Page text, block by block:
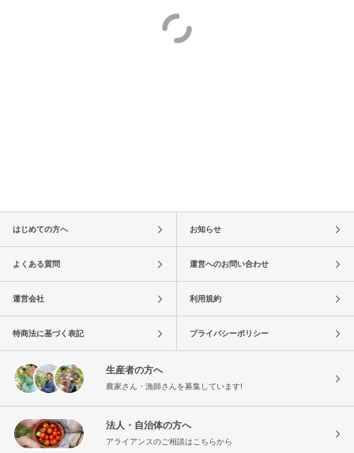
はじめての方へ お知らせ
よくある質問 運営へのお問い合わせ
運営会社 利用規約
特商法に基づく表記 プライバシーポリシー
生産者の方へ
農家さん・漁師さんを募集しています!
法人・自治体の方へ
アライアンスのご相談はこちらから